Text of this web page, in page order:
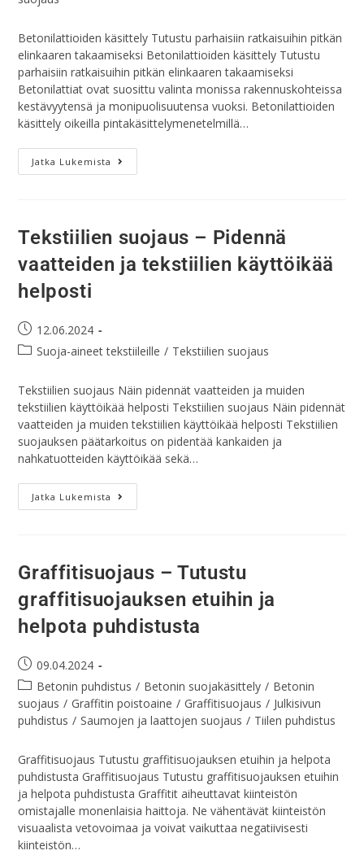
Betonilattioiden käsittely Tutustu parhaisiin ratkaisuihin pitkän
elinkaaren takaamiseksi Betonilattioiden käsittely Tutustu
parhaisiin ratkaisuihin pitkän elinkaaren takaamiseksi
Betonilattiat ovat suosittu valinta monissa rakennuskohteissa
kestävyytensä ja monipuolisuutensa vuoksi. Betonilattioiden
käsittely oikeilla pintakäsittelymenetelmillä…
Jatka Lukemista
Tekstiilien suojaus – Pidennä
vaatteiden ja tekstiilien käyttöikää
helposti
12.06.2024
Suoja-aineet tekstiileille / Tekstiilien suojaus
Tekstiilien suojaus Näin pidennät vaatteiden ja muiden
tekstiilien käyttöikää helposti Tekstiilien suojaus Näin pidennät
vaatteiden ja muiden tekstiilien käyttöikää helposti Tekstiilien
suojauksen päätarkoitus on pidentää kankaiden ja
nahkatuotteiden käyttöikää sekä…
Jatka Lukemista
Graffitisuojaus – Tutustu
graffitisuojauksen etuihin ja
helpota puhdistusta
09.04.2024
Betonin puhdistus / Betonin suojakäsittely / Betonin
suojaus / Graffitin poistoaine / Graffitisuojaus / Julkisivun
puhdistus / Saumojen ja laattojen suojaus / Tiilen puhdistus
Graffitisuojaus Tutustu graffitisuojauksen etuihin ja helpota
puhdistusta Graffitisuojaus Tutustu graffitisuojauksen etuihin
ja helpota puhdistusta Graffitit aiheuttavat kiinteistön
omistajalle monenlaisia haittoja. Ne vähentävät kiinteistön
visuaalista vetovoimaa ja voivat vaikuttaa negatiivisesti
kiinteistön…